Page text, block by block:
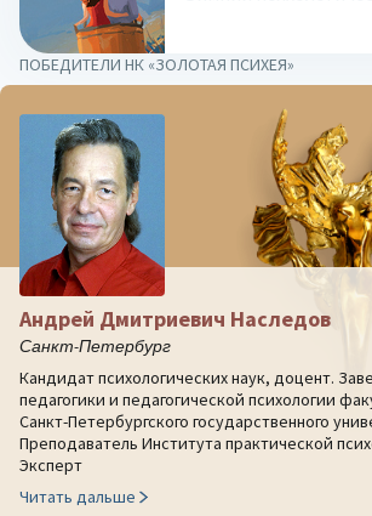
ПОБЕДИТЕЛИ НК «ЗОЛОТАЯ ПСИХЕЯ»
Андрей Дмитриевич Наследов
Санкт-Петербург
Кандидат психологических наук, доцент.
педагогики и педагогической психологии
Санкт-Петербургского государственного
Преподаватель Института практической
Эксперт
Читать дальше